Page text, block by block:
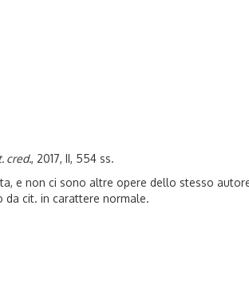
cred., 2017, II, 554 ss.
e non ci sono altre opere dello stesso
cit. in carattere normale.